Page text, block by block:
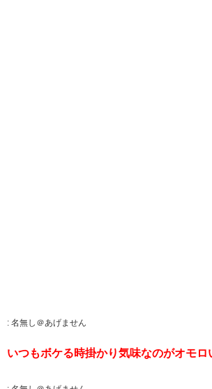
: 名無し＠あげません
いつもボケる時掛かり気味なのがオモロ